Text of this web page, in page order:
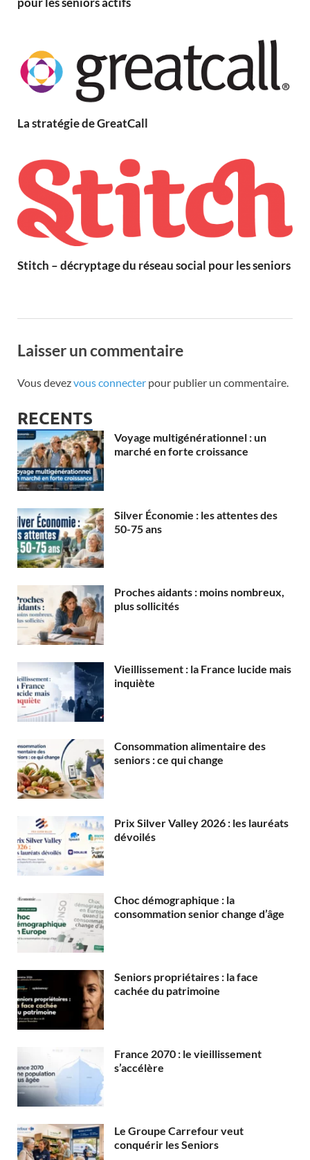
La stratégie de GreatCall
Stitch – décryptage du réseau social pour les seniors
Laisser un commentaire
Vous devezvous connecter pour publier un commentaire.
RECENTS
Voyage multigénérationnel : un
marché en forte croissance
Silver Économie : les attentes des
50-75 ans
Proches aidants : moins nombreux,
plus sollicités
Vieillissement : la France lucide mais
inquiète
Consommation alimentaire des
seniors : ce qui change
Prix Silver Valley 2026 : les lauréats
dévoilés
Choc démographique : la
consommation senior change d’âge
Seniors propriétaires : la face
cachée du patrimoine
France 2070 : le vieillissement
s’accélère
Le Groupe Carrefour veut
conquérir les Seniors